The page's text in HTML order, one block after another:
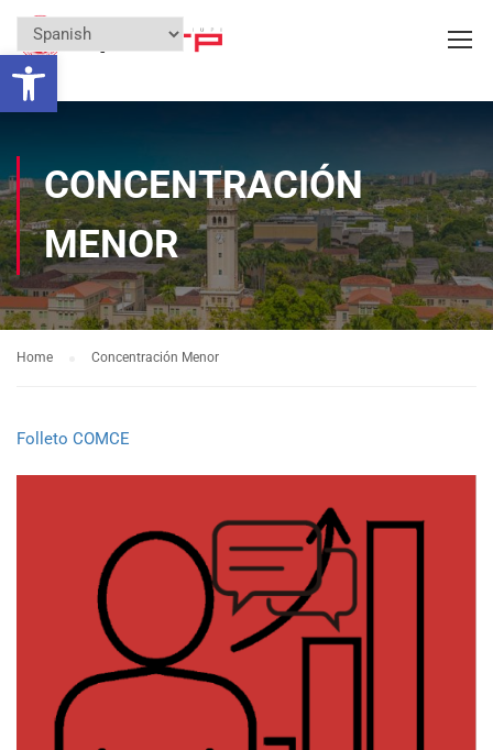
Open toolbar
CONCENTRACIÓN
MENOR
Home Concentración Menor
Folleto COMCE